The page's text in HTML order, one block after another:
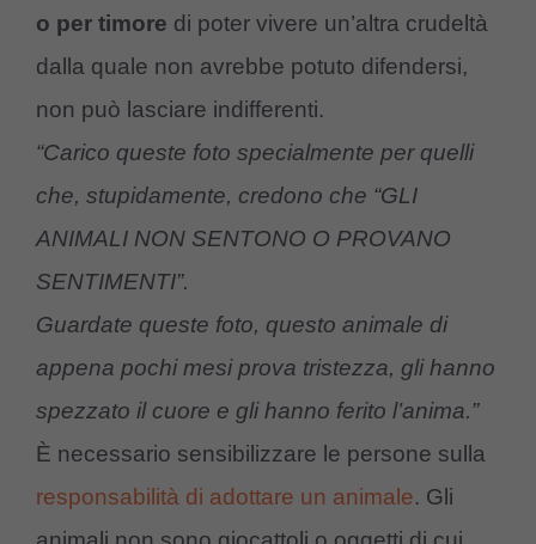
o per timore di poter vivere un’altra crudeltà
dalla quale non avrebbe potuto difendersi,
non può lasciare indifferenti.
“Carico queste foto specialmente per quelli
che, stupidamente, credono che “GLI
ANIMALI NON SENTONO O PROVANO
SENTIMENTI”.
Guardate queste foto, questo animale di
appena pochi mesi prova tristezza, gli hanno
spezzato il cuore e gli hanno ferito l’anima.”
È necessario sensibilizzare le persone sulla
responsabilità di adottare un animale. Gli